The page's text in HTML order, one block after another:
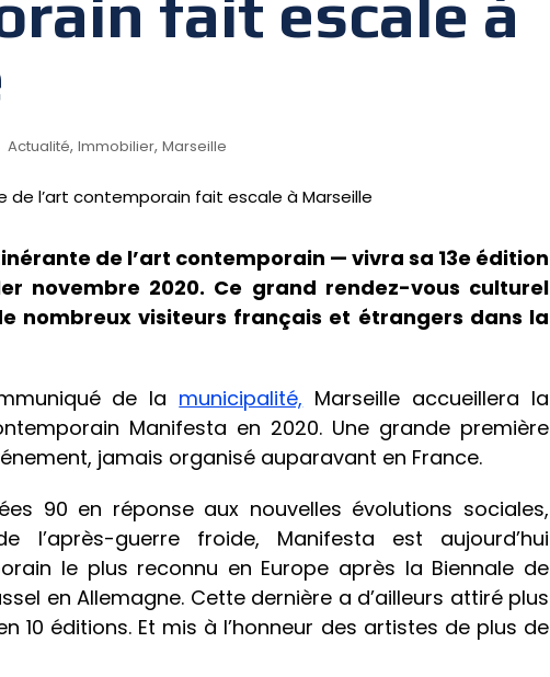
Actualité, Immobilier, Marseille
de l’art contemporain — vivra sa 13e édition
novembre 2020. Ce grand rendez-vous culturel
nombreux visiteurs français et étrangers dans la
de la municipalité, Marseille accueillera la
Manifesta en 2020. Une grande première
jamais organisé auparavant en France.
90 en réponse aux nouvelles évolutions sociales,
l’après-guerre froide, Manifesta est aujourd’hui
le plus reconnu en Europe après la Biennale de
en Allemagne. Cette dernière a d’ailleurs attiré plus
10 éditions. Et mis à l’honneur des artistes de plus de